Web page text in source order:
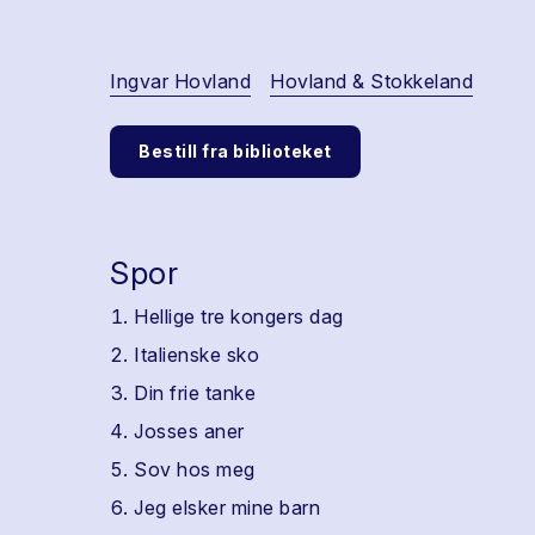
Ingvar Hovland Hovland & Stokkeland
Bestill fra biblioteket
Spor
Hellige tre kongers dag
Italienske sko
Din frie tanke
Josses aner
Sov hos meg
Jeg elsker mine barn